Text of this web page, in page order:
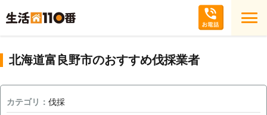
北海道富良野市のおすすめ伐採業者
カテゴリ： 伐採